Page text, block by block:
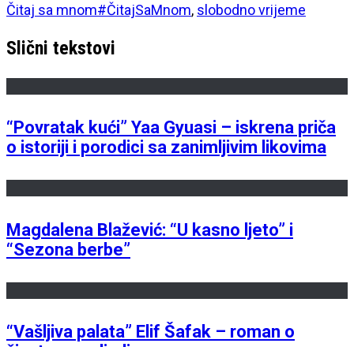
Čitaj sa mnom#ČitajSaMnom, slobodno vrijeme
Slični tekstovi
“Povratak kući” Yaa Gyuasi – iskrena priča
o istoriji i porodici sa zanimljivim likovima
Magdalena Blažević: “U kasno ljeto” i
“Sezona berbe”
“Vašljiva palata” Elif Šafak – roman o